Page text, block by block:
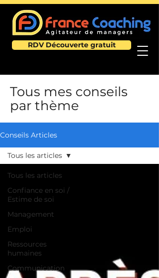
RDV Découverte gratuit
Tous mes conseils
par thème
Conseils Articles
Tous les articles
Confiance en soi /
Estime de soi
Management
Emploi
Ressources
humaines
Communication
Tous les articles